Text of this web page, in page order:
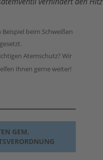
beim Schweißen
Atemschutz? Wir
Ihnen gerne weiter!
GEM.